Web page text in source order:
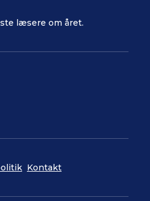
læsere om året.
Kontakt